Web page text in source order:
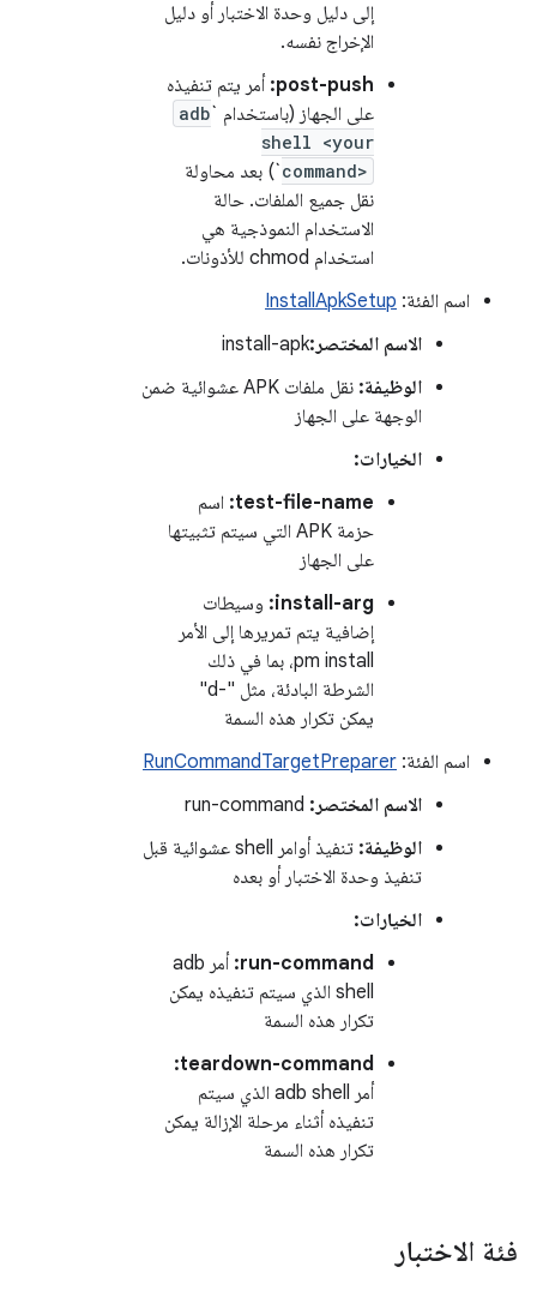
إلى دليل وحدة الاختبار أو دليل
الإخراج نفسه.
post-push: أمر يتم تنفيذه
على الجهاز (باستخدام `adb
shell <your
command>`) بعد محاولة
نقل جميع الملفات. حالة
الاستخدام النموذجية هي
استخدام chmod للأذونات.
اسم الفئة: InstallApkSetup
الاسم المختصر:install-apk
الوظيفة:
نقل ملفات APK عشوائية ضمن
الوجهة على الجهاز
الخيارات:
test-file-name: اسم
حزمة APK التي سيتم تثبيتها
على الجهاز
install-arg: وسيطات
إضافية يتم تمريرها إلى الأمر
pm install، بما في ذلك
الشرطة البادئة، مثل "-d"
يمكن تكرار هذه السمة
اسم الفئة: RunCommandTargetPreparer
الاسم المختصر:
الوظيفة:
تنفيذ أوامر shell عشوائية قبل
تنفيذ وحدة الاختبار أو بعده
الخيارات:
run-command:
أمر adb
shell الذي سيتم تنفيذه يمكن
تكرار هذه السمة
teardown-command:
أمر adb shell الذي سيتم
تنفيذه أثناء مرحلة الإزالة يمكن
تكرار هذه السمة
فئة الاختبار